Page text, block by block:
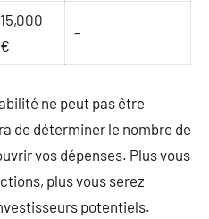
15,000
€
–
ne peut pas être
de déterminer le nombre de
vos dépenses. Plus vous
plus vous serez
potentiels.